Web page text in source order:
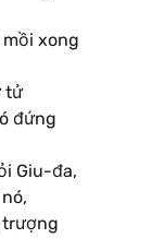
xong
tử
đứng
Giu-đa,